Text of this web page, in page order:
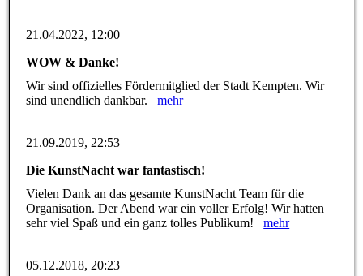
21.04.2022, 12:00
WOW & Danke!
Wir sind offizielles Fördermitglied der Stadt Kempten. Wir
sind unendlich dankbar.mehr
21.09.2019, 22:53
Die KunstNacht war fantastisch!
Vielen Dank an das gesamte KunstNacht Team für die
Organisation. Der Abend war ein voller Erfolg! Wir hatten
sehr viel Spaß und ein ganz tolles Publikum!mehr
05.12.2018, 20:23